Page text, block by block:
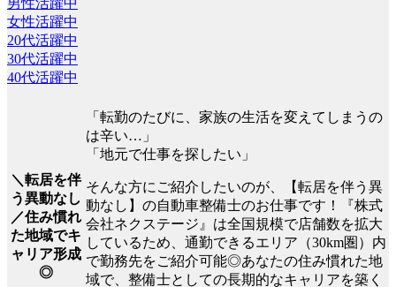
男性活躍中
女性活躍中
20代活躍中
30代活躍中
40代活躍中
＼転居を伴
う異動なし
／住み慣れ
た地域でキ
ャリア形成
◎
「転勤のたびに、家族の生活を変えてしまうの
は辛い…」
「地元で仕事を探したい」
そんな方にご紹介したいのが、【転居を伴う異
動なし】の自動車整備士のお仕事です！『株式
会社ネクステージ』は全国規模で店舗数を拡大
しているため、通勤できるエリア（30km圏）内
で勤務先をご紹介可能◎あなたの住み慣れた地
域で、整備士としての長期的なキャリアを築く